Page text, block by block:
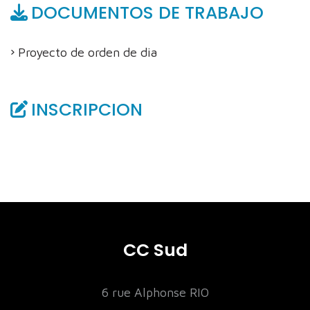
DOCUMENTOS DE TRABAJO
Proyecto de orden de dia
INSCRIPCION
CC Sud
6 rue Alphonse RIO